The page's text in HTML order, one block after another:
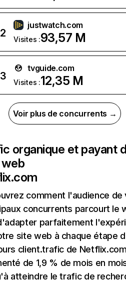
2
justwatch.com
Visites :93,57 M
3
tvguide.com
Visites :12,35 M
Voir plus de concurrents →
organique et payant
comment l'audience de
concurrents parcourt le
parfaitement
site web à chaque étape
client.trafic de
de 1,9 % de mois en
atteindre le trafic de